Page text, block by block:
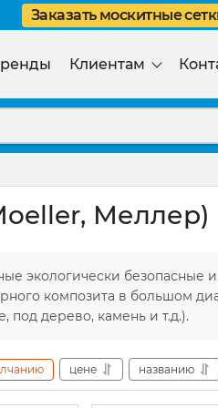
Заказать москитные
Клиентам
Меллер)
экологически безопасные
композита в большом
под дерево, камень и т.д.).
цене названию